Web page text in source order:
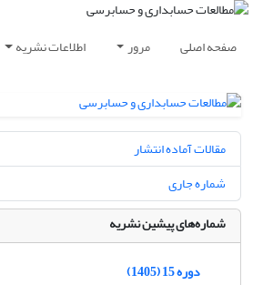
صفحه اصلی مرور اطلاعات نشریه
مقالات آماده انتشار
شماره جاری
شماره‌های پیشین نشریه
دوره 15 (1405)